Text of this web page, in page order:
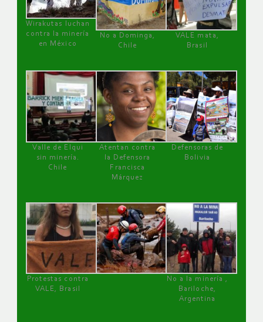
Wirakutas luchan
contra la minería
en México
No a Dominga,
Chile
VALE mata,
Brasil
Valle de Elqui
sin minería.
Chile
Atentan contra
la Defensora
Francisca
Márquez
Defensoras de
Bolivia
Protestas contra
VALE, Brasil
No a la minería ,
Bariloche,
Argentina